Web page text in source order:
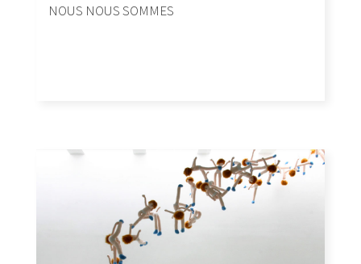
NOUS NOUS SOMMES